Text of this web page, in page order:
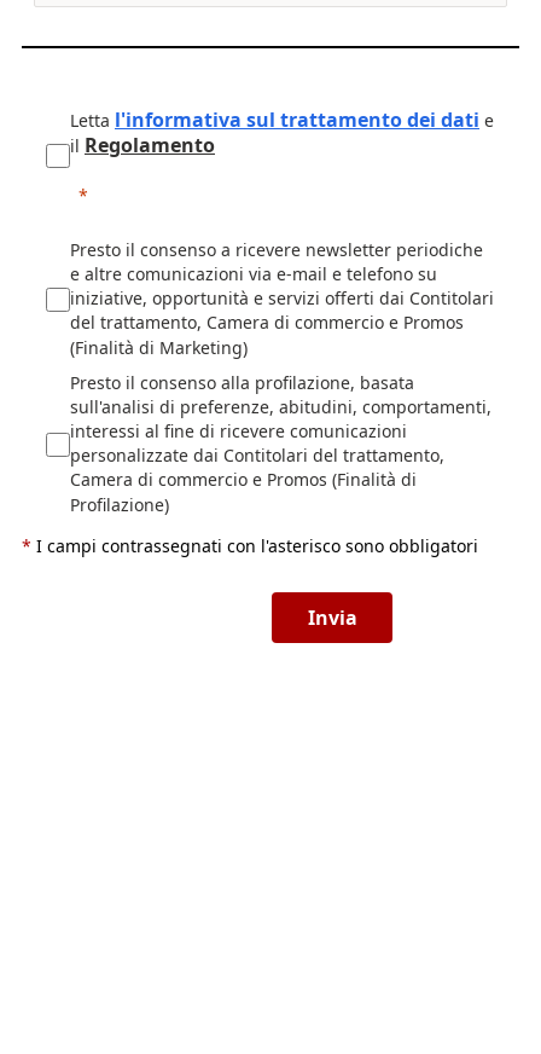
Letta l'informativa sul trattamento dei dati e
il Regolamento
Presto il consenso a ricevere newsletter periodiche
e altre comunicazioni via e-mail e telefono su
iniziative, opportunità e servizi offerti dai Contitolari
del trattamento, Camera di commercio e Promos
(Finalità di Marketing)
Presto il consenso alla profilazione, basata
sull'analisi di preferenze, abitudini, comportamenti,
interessi al fine di ricevere comunicazioni
personalizzate dai Contitolari del trattamento,
Camera di commercio e Promos (Finalità di
Profilazione)
* I campi contrassegnati con l'asterisco sono obbligatori
Invia